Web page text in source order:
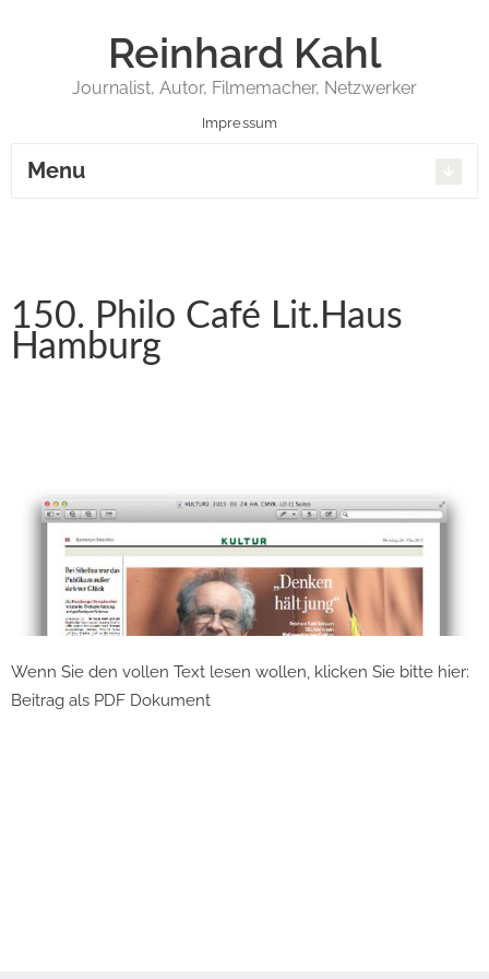
Reinhard Kahl
Journalist, Autor, Filmemacher, Netzwerker
Impressum
Menu
150. Philo Café Lit.Haus
Hamburg
Wenn Sie den vollen Text lesen wollen, klicken Sie bitte hier:
Beitrag als PDF Dokument